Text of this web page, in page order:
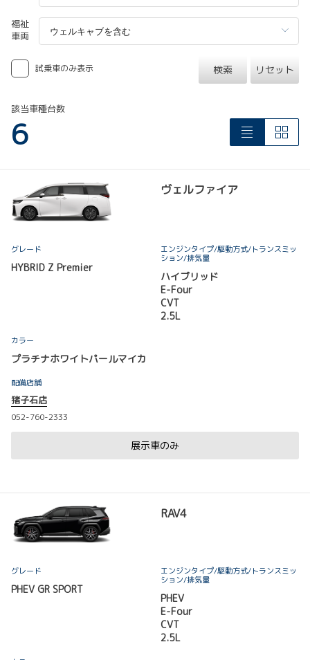
福祉
車両
試乗車のみ表示 検索 リセット
該当車種台数
6
ヴェルファイア
グレード
HYBRID Z Premier
エンジンタイプ/駆動方式/トランスミッ
ション/排気量
ハイブリッド
E-Four
CVT
2.5L
カラー
プラチナホワイトパールマイカ
配備店舗
猪子石店
052-760-2333
展示車のみ
RAV4
グレード
PHEV GR SPORT
エンジンタイプ/駆動方式/トランスミッ
ション/排気量
PHEV
E-Four
CVT
2.5L